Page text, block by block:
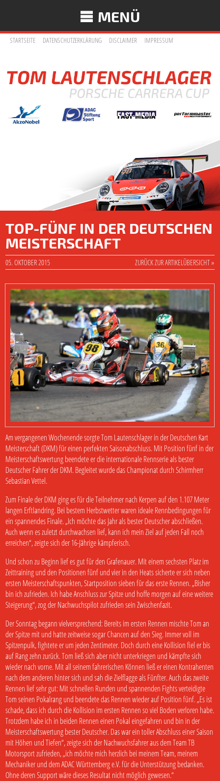
MENÜ
STARTSEITE DATENSCHUTZERKLÄRUNG DISCLAIMER IMPRESSUM
TOP-FÜNF IN DER DEUTSCHEN
MEISTERSCHAFT
05. OKTOBER 2015 ZURÜCK ZUR ARTIKELÜBERSICHT »
Am vergangenen Wochenende sorgte Tom Lautenschlager in der Deutschen Kart
Meisterschaft (DKM) für einen perfekten Saisonabschluss. Mit Position fünf in der
Meisterschaftswertung beendete er die internationale Rennserie als bester
Deutscher Fahrer der DKM. Begleitet wurde das Championat durch Schirmherr
Sebastian Vettel.
Zum Finale der DKM ging es für die Teilnehmer nach Kerpen auf den 1.107 Meter
langen Erftlandring. Bei bestem Herbstwetter waren ideale Rennbedingungen für
ein spannendes Finale. „Ich möchte das Jahr als bester Deutscher abschließen.
Auch wenn es zuletzt durchwachsen lief, kann ich mein Ziel auf jeden Fall noch
erreichen“, zeigte sich der 16-Jährige kämpferisch.
Und schon zu Beginn lief es gut für den Grafenauer. Mit einem sechsten Platz im
Zeittraining und den Positionen fünf und vier in den Heats sicherte er sich neben
ersten Meisterschaftspunkten, Startposition sieben für das erste Rennen. „Bisher
bin ich zufrieden. Ich habe Anschluss zur Spitze und hoffe morgen auf eine weitere
Steigerung“, zog der Nachwuchspilot zufrieden sein Zwischenfazit.
Der Sonntag begann vielversprechend: Bereits im ersten Rennen mischte Tom an
der Spitze mit und hatte zeitweise sogar Chancen auf den Sieg. Immer voll im
Spitzenpulk, fightete er um jeden Zentimeter. Doch durch eine Kollision fiel er bis
auf Rang zehn zurück. Tom ließ sich aber nicht unterkriegen und kämpfte sich
wieder nach vorne. Mit all seinem fahrerischen Können ließ er einen Kontrahenten
nach dem anderen hinter sich und sah die Zielflagge als Fünfter. Auch das zweite
Rennen lief sehr gut: Mit schnellen Runden und spannenden Fights verteidigte
Tom seinen Pokalrang und beendete das Rennen wieder auf Position fünf. „Es ist
schade, dass ich durch die Kollision im ersten Rennen so viel Boden verloren habe.
Trotzdem habe ich in beiden Rennen einen Pokal eingefahren und bin in der
Meisterschaftswertung bester Deutscher. Das war ein toller Abschluss einer Saison
mit Höhen und Tiefen“, zeigte sich der Nachwuchsfahrer aus dem Team TB
Motorsport zufrieden, „ich möchte mich herzlich bei meinem Team, meinem
Mechaniker und dem ADAC Württemberg e.V. für die Unterstützung bedanken.
Ohne deren Support wäre dieses Resultat nicht möglich gewesen.“